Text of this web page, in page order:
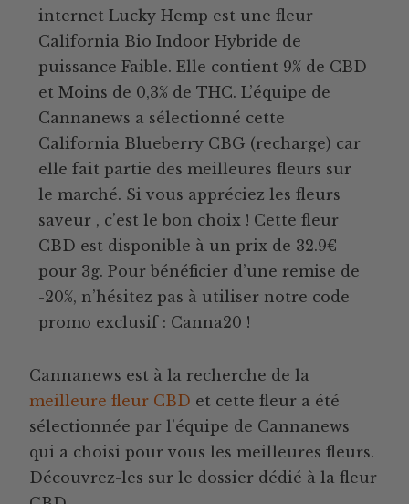
internet Lucky Hemp est une fleur
California Bio Indoor Hybride de
puissance Faible. Elle contient 9% de CBD
et Moins de 0,3% de THC. L’équipe de
Cannanews a sélectionné cette
California Blueberry CBG (recharge) car
elle fait partie des meilleures fleurs sur
le marché. Si vous appréciez les fleurs
saveur , c’est le bon choix ! Cette fleur
CBD est disponible à un prix de 32.9€
pour 3g. Pour bénéficier d’une remise de
-20%, n’hésitez pas à utiliser notre code
promo exclusif : Canna20 !
Cannanews est à la recherche de la
meilleure fleur CBD et cette fleur a été
sélectionnée par l’équipe de Cannanews
qui a choisi pour vous les meilleures fleurs.
Découvrez-les sur le dossier dédié à la fleur